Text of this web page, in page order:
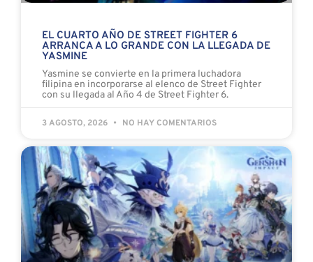
EL CUARTO AÑO DE STREET FIGHTER 6
ARRANCA A LO GRANDE CON LA LLEGADA DE
YASMINE
Yasmine se convierte en la primera luchadora
filipina en incorporarse al elenco de Street Fighter
con su llegada al Año 4 de Street Fighter 6.
3 AGOSTO, 2026 NO HAY COMENTARIOS